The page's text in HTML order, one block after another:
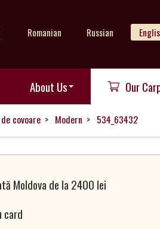
Romanian Russian
About Us Our
covoare Modern 534_63432
Moldova de la 2400 lei
card